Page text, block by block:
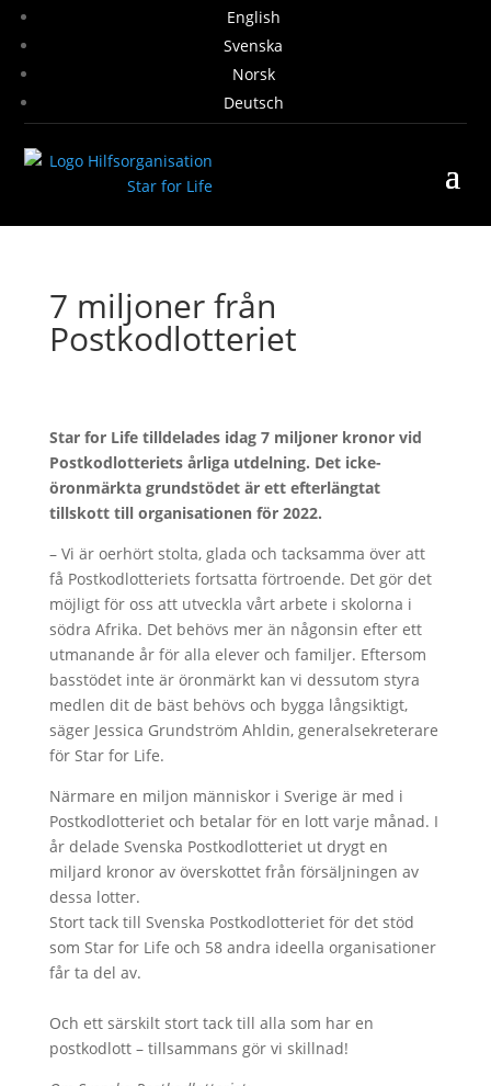
English
Svenska
Norsk
Deutsch
7 miljoner från
Postkodlotteriet
Star for Life tilldelades idag 7 miljoner kronor vid
Postkodlotteriets årliga utdelning. Det icke-
öronmärkta grundstödet är ett efterlängtat
tillskott till organisationen för 2022.
– Vi är oerhört stolta, glada och tacksamma över att
få Postkodlotteriets fortsatta förtroende. Det gör det
möjligt för oss att utveckla vårt arbete i skolorna i
södra Afrika. Det behövs mer än någonsin efter ett
utmanande år för alla elever och familjer. Eftersom
basstödet inte är öronmärkt kan vi dessutom styra
medlen dit de bäst behövs och bygga långsiktigt,
säger Jessica Grundström Ahldin, generalsekreterare
för Star for Life.
Närmare en miljon människor i Sverige är med i
Postkodlotteriet och betalar för en lott varje månad. I
år delade Svenska Postkodlotteriet ut drygt en
miljard kronor av överskottet från försäljningen av
dessa lotter.
Stort tack till Svenska Postkodlotteriet för det stöd
som Star for Life och 58 andra ideella organisationer
får ta del av.
Och ett särskilt stort tack till alla som har en
postkodlott – tillsammans gör vi skillnad!